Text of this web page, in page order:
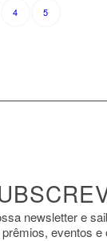
4 5
newsletter e
eventos e